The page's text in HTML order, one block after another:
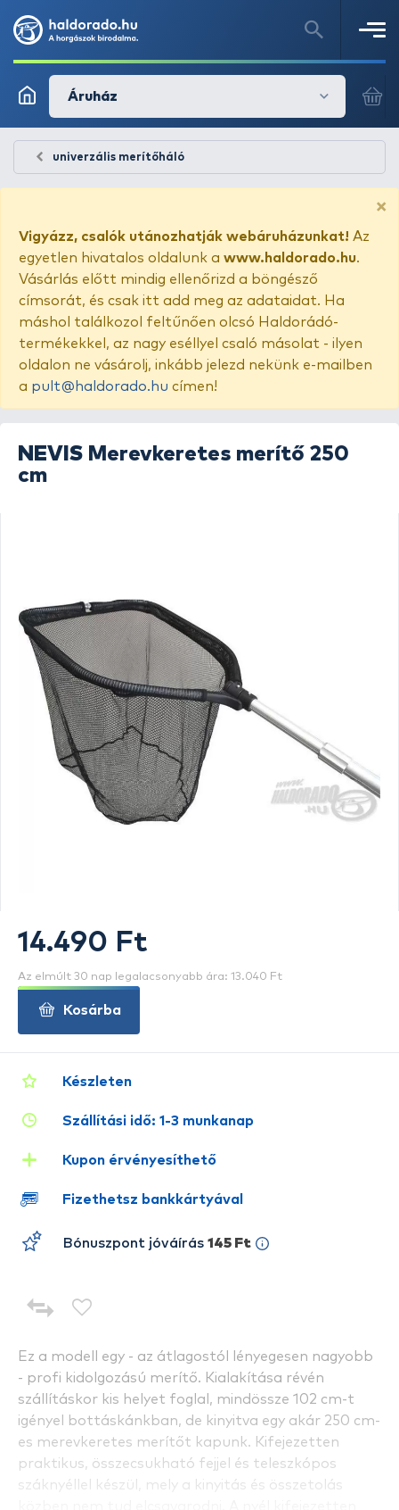
Áruház
univerzális merítőháló
×
Vigyázz, csalók utánozhatják webáruházunkat! Az
egyetlen hivatalos oldalunk a www.haldorado.hu.
Vásárlás előtt mindig ellenőrizd a böngésző
címsorát, és csak itt add meg az adataidat. Ha
máshol találkozol feltűnően olcsó Haldorádó-
termékekkel, az nagy eséllyel csaló másolat - ilyen
oldalon ne vásárolj, inkább jelezd nekünk e-mailben
a pult@haldorado.hu címen!
NEVIS Merevkeretes merítő 250
cm
Ez a modell egy - az átlagostól lényegesen nagyobb
- profi kidolgozású merítő. Kialakítása révén
szállításkor kis helyet foglal, mindössze 102 cm-t
igényel bottáskánkban, de kinyitva egy akár 250 cm-
es merevkeretes merítőt kapunk. Kifejezetten
praktikus, összecsukható fejjel és teleszkópos
száknyéllel készül, mely a kinyitás és összetolás
Készleten
Szállítási idő: 1-3 munkanap
Kupon érvényesíthető
Fizethetsz bankkártyával
Bónuszpont jóváírás 145 Ft
14.490 Ft
Az elmúlt 30 nap legalacsonyabb ára: 13.040 Ft
Kosárba